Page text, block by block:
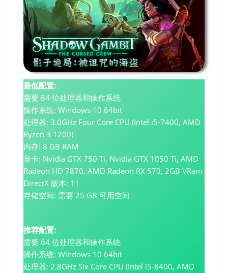
最低配置:
需要 64 位处理器和操作系统
操作系统: Windows 10 64bit
处理器: 3.0GHz Four Core CPU (Intel i5-7400, AMD
Ryzen 3 1200)
内存: 8 GB RAM
显卡: Nvidia GTX 750 Ti, Nvidia GTX 1050 Ti, AMD
Radeon HD 7870, AMD Radeon RX 570, 2GB VRam
DirectX 版本: 11
存储空间: 需要 25 GB 可用空间
推荐配置:
需要 64 位处理器和操作系统
操作系统: Windows 10 64bit
处理器: 2.8GHz Six Core CPU (Intel i5-8400, AMD